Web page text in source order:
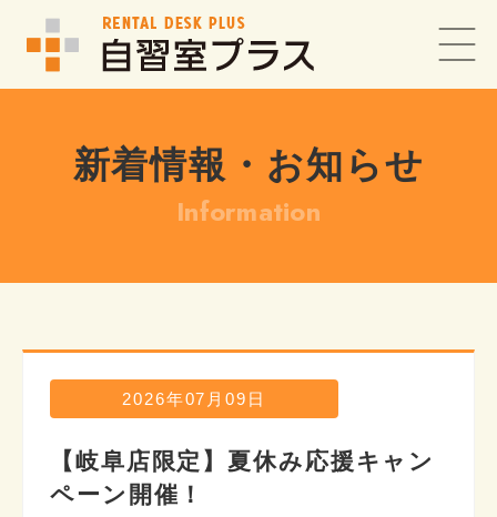
新着情報・お知らせ
Information
2026年07月09日
【岐阜店限定】夏休み応援キャン
ペーン開催！